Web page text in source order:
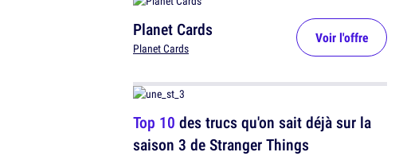
Planet Cards
Planet Cards
Voir l'offre
Top 10 des trucs qu'on sait déjà sur la
saison 3 de Stranger Things